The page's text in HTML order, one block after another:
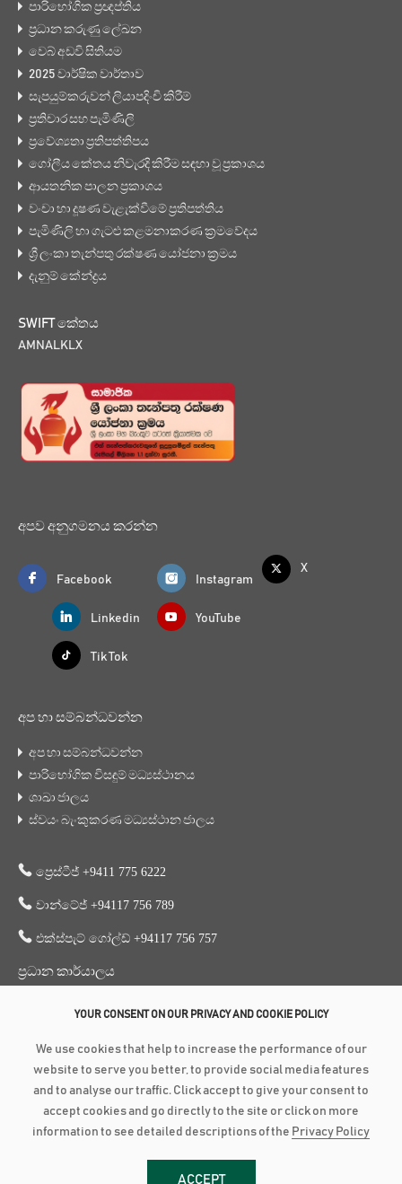
පාරිභෝගික ප්‍රඥප්තිය
ප්‍රධාන කරුණු ලේඛන
වෙබ් අඩවි සිතියම
2025 වාර්ෂික වාර්තාව
සැපයුම්කරුවන් ලියාපදිංචි කිරීම්
ප්‍රතිචාර සහ පැමිණිලි
ප්‍රවේශ්‍යතා ප්‍රතිපත්තිපය
ගෝලීය කේතය නිවැරදි කිරීම සඳහා වූ ප්‍රකාශය
ආයතනික පාලන ප්‍රකාශය
වංචා හා දූෂණ වැළැක්වීමේ ප්‍රතිපත්තිය
පැමිණිලි හා ගැටළු කළමනාකරණ ක්‍රමවේදය
ශ්‍රී ලංකා තැන්පතු රක්ෂණ යෝජනා ක්‍රමය
දැනුම් කේන්ද්‍රය
SWIFT කේතය
AMNALKLX
අපව අනුගමනය කරන්න
Facebook Instagram
X
Linkedin YouTube
Tik Tok
අප හා සම්බන්ධවන්න
අප හා සම්බන්ධවන්න
පාරිභෝගික විසඳුම් මධ්‍යස්ථානය
ශාඛා ජාලය
ස්වයං බැංකුකරණ මධ්‍යස්ථාන ජාලය
ප්‍රෙස්ටීජ් +9411 775 6222
වාන්ටේජ් +94117 756 789
එක්ස්පැට් ගෝල්ඩ් +94117 756 757
ප්‍රධාන කාර්යාලය
353, ගාලු පාර, කොළඹ 3
+94 112 574 419
බුද්ධිමය හිමිකම් ©
අමානා බැංකුව යනු ශ්‍රී ලංකා මහ බැංකුවේ අනුමැතිය
හිමි සහ එහි අධීක්ෂණයට ලක් වන බලපත්‍රලාභී වාණිජ බැංකුවකි. | Fitch
YOUR CONSENT ON OUR PRIVACY AND COOKIE POLICY
We use cookies that help to increase the performance of our
website to serve you better, to provide social media features
and to analyse our traffic. Click accept to give your consent to
accept cookies and go directly to the site or click on more
information to see detailed descriptions of the Privacy Policy
ACCEPT